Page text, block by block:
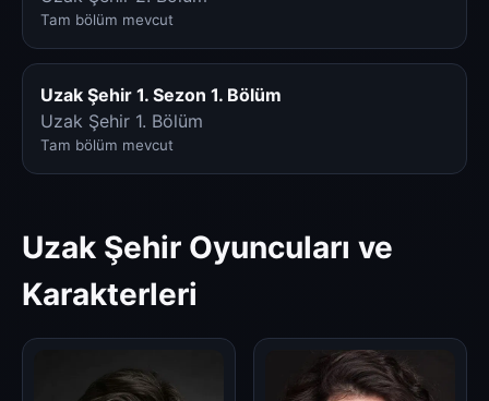
Tam bölüm mevcut
Uzak Şehir 1. Sezon 1. Bölüm
Uzak Şehir 1. Bölüm
Tam bölüm mevcut
Uzak Şehir Oyuncuları ve
Karakterleri